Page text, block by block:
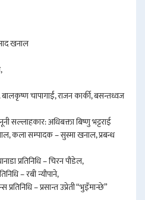
खनाल
चापागाईं, राजन कार्की, बसन्तध्वज
सल्लाहकार: अधिबक्ता बिष्णु भट्टराई
कला सम्पादक – सुस्मा खनाल, प्रबन्ध
प्रतिनिधि – चिरन पौडेल,
– रबी न्यौपाने,
प्रतिनिधि – प्रसान्त उप्रेती “भुइँमान्छे”